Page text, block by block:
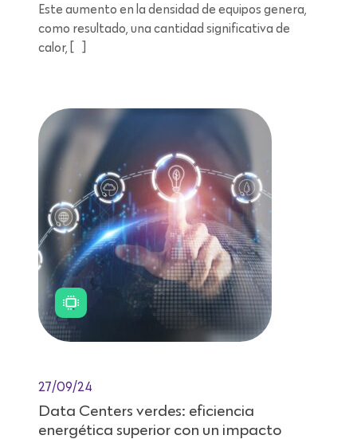
Este aumento en la densidad de equipos genera,
como resultado, una cantidad significativa de
calor, […]
27/09/24
Data Centers verdes: eficiencia
energética superior con un impacto